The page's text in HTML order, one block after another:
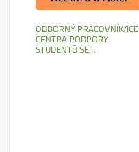
ODBORNÝ PRACOVNÍK/ICE
CENTRA PODPORY
STUDENTŮ SE…